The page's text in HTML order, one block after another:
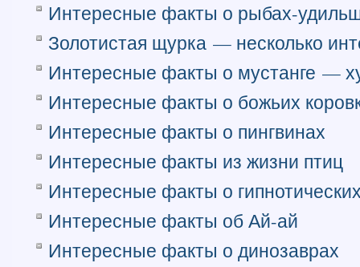
Интересные факты о рыбах-
Золотистая щурка — несколько
Интересные факты о мустанге —
Интересные факты о божьих
Интересные факты о пингвинах
Интересные факты из жизни птиц
Интересные факты о
Интересные факты об Ай-ай
Интересные факты о динозаврах